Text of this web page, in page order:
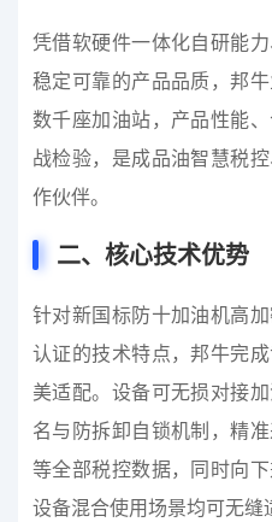
凭借软硬件一体化自研能
稳定可靠的产品品质，邦
数千座加油站，产品性能
战检验，是成品油智慧税
作伙伴。
二、核心技术优势
针对新国标防十加油机高
认证的技术特点，邦牛完
美适配。设备可无损对接
名与防拆卸自锁机制，精
等全部税控数据，同时向
设备混合使用场景均可无缝